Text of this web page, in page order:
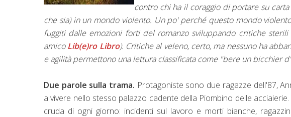
contro chi ha il coraggio di portare su
che sia) in un mondo violento. Un po' perché questo mondo
fuggiti dalle emozioni forti del romanzo sviluppando critiche
amicoLib(e)ro Libro). Critiche al veleno, certo, ma nessuno ha
e agilità permettono una lettura classificata come "bere un bicchier
Due parole sulla trama. Protagoniste sono due ragazze dell'87,
a vivere nello stesso palazzo cadente della Piombino delle
cruda di ogni giorno: incidenti sul lavoro e morti bianche,